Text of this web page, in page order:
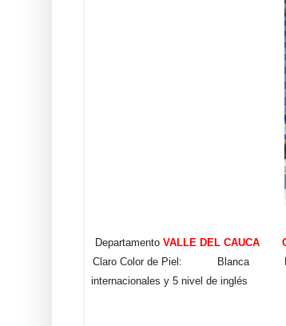
Departamento VALLE DEL CAUCA
Claro Color de Piel: Blanca
internacionales y 5 nivel de inglés